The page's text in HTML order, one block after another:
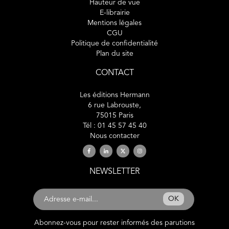
Hauteur de vue
E-librairie
Mentions légales
CGU
Politique de confidentialité
Plan du site
CONTACT
Les éditions Hermann
6 rue Labrouste,
75015 Paris
Tél : 01 45 57 45 40
Nous contacter
NEWSLETTER
OK
Abonnez-vous pour rester informés des parutions